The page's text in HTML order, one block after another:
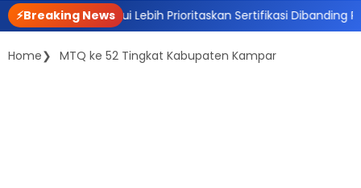
⚡Breaking News
Raya Akui Lebih Prioritaskan Sertifikasi Dibanding
Home MTQ ke 52 Tingkat Kabupaten Kampar